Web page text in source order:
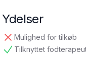
Ydelser
Mulighed for tilkøb
ikke tilgængelig
Tilknyttet
tilgængelig